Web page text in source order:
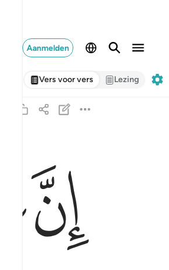
Aanmelden
Vers voor vers Lezing
إِنَّ عَلَيْنَا لَلْهُدَىٰ ١٢
ﱋ